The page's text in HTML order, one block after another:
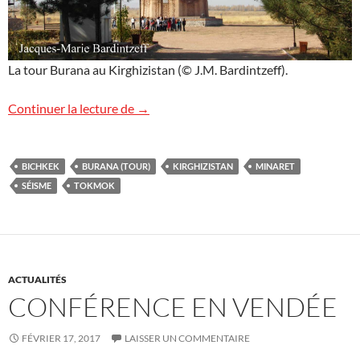
La tour Burana au Kirghizistan (© J.M. Bardintzeff).
Continuer la lecture de Tour Burana
→
BICHKEK BURANA (TOUR) KIRGHIZISTAN
MINARET
SÉISME
TOKMOK
ACTUALITÉS
CONFÉRENCE EN VENDÉE
FÉVRIER 17, 2017 LAISSER UN COMMENTAIRE